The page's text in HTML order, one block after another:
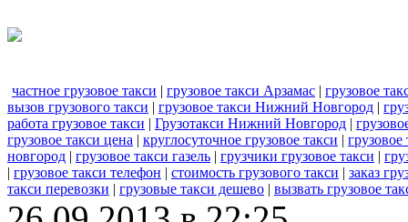
частное грузовое такси | грузовое такси Арзамас | грузовое
вызов грузового такси | грузовое такси Нижний Новгород |
работа грузовое такси | Грузотакси Нижний Новгород |
грузовое такси цена | круглосуточное грузовое такси | грузовое
новгород | грузовое такси газель | грузчики грузовое такси |
| грузовое такси телефон | стоимость грузового такси | заказ
такси перевозки | грузовые такси дешево | вызвать грузовое